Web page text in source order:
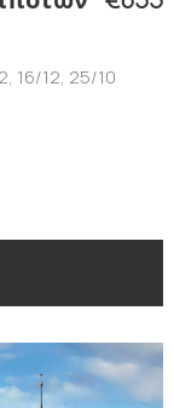
16/12, 25/10